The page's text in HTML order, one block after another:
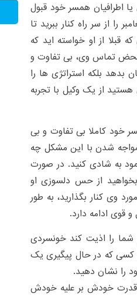
اطرافیان همسر خود قبول
از سر راه کنار ببرید تا
از او خواسته اید که
محض تماس وی، بی تفاوت و
بلکه استراتژی ها را
هستید از یک وکیل با تجربه
خود کاملا بی تفاوت و بی
شدن با این مشکل چه
به شادی کنید. در صورت
از حس دلسوزی او
وی کنار بگذارید، به طور
قوی ادامه دارد.
شما را اذیت کند خونسردی
کسی که در حال پیگیری یک
را نشان دهید.
قدرت خودش بر علیه خودش